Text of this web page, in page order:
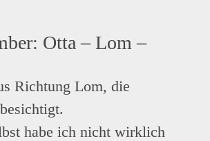
Otta – Lom –
Richtung Lom, die
habe ich nicht wirklich